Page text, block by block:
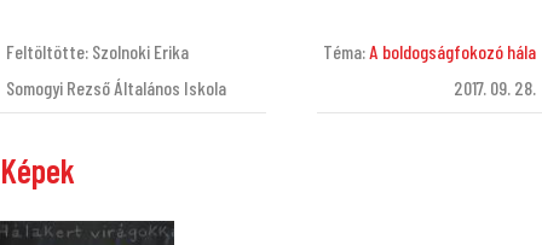
Feltöltötte: Szolnoki Erika
Somogyi Rezső Általános Iskola
Téma:A boldogságfokozó hála
2017. 09. 28.
Képek